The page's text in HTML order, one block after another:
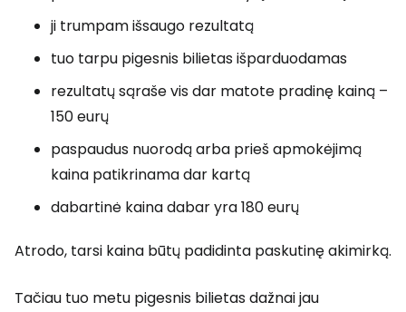
ji trumpam išsaugo rezultatą
tuo tarpu pigesnis bilietas išparduodamas
rezultatų sąraše vis dar matote pradinę kainą –
150 eurų
paspaudus nuorodą arba prieš apmokėjimą
kaina patikrinama dar kartą
dabartinė kaina dabar yra 180 eurų
Atrodo, tarsi kaina būtų padidinta paskutinę akimirką.
Tačiau tuo metu pigesnis bilietas dažnai jau